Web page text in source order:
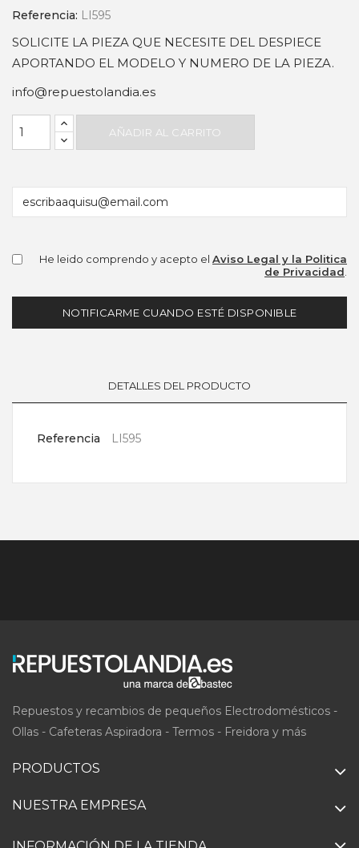
Referencia: LI595
SOLICITE LA PIEZA QUE NECESITE DEL DESPIECE
APORTANDO EL MODELO Y NUMERO DE LA PIEZA.
info@repuestolandia.es
AÑADIR AL CARRITO
He leido comprendo y acepto el Aviso Legal y la Politica
de Privacidad
NOTIFICARME CUANDO ESTÉ DISPONIBLE
DETALLES DEL PRODUCTO
Referencia LI595
Repuestos y recambios de pequeños Electrodomésticos -
Ollas - Cafeteras Aspiradora - Termos - Freidora y más
PRODUCTOS
NUESTRA EMPRESA